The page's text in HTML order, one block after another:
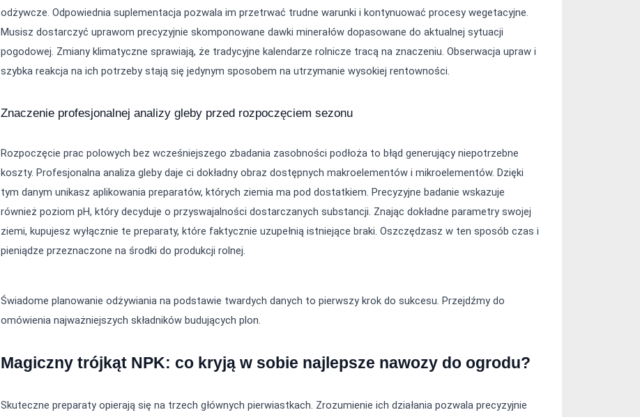
odżywcze. Odpowiednia suplementacja pozwala im przetrwać trudne warunki i kontynuować procesy wegetacyjne.
Musisz dostarczyć uprawom precyzyjnie skomponowane dawki minerałów dopasowane do aktualnej sytuacji
pogodowej. Zmiany klimatyczne sprawiają, że tradycyjne kalendarze rolnicze tracą na znaczeniu. Obserwacja upraw i
szybka reakcja na ich potrzeby stają się jedynym sposobem na utrzymanie wysokiej rentowności.
Znaczenie profesjonalnej analizy gleby przed rozpoczęciem sezonu
Rozpoczęcie prac polowych bez wcześniejszego zbadania zasobności podłoża to błąd generujący niepotrzebne
koszty. Profesjonalna analiza gleby daje ci dokładny obraz dostępnych makroelementów i mikroelementów. Dzięki
tym danym unikasz aplikowania preparatów, których ziemia ma pod dostatkiem. Precyzyjne badanie wskazuje
również poziom pH, który decyduje o przyswajalności dostarczanych substancji. Znając dokładne parametry swojej
ziemi, kupujesz wyłącznie te preparaty, które faktycznie uzupełnią istniejące braki. Oszczędzasz w ten sposób czas i
pieniądze przeznaczone na środki do produkcji rolnej.
Świadome planowanie odżywiania na podstawie twardych danych to pierwszy krok do sukcesu. Przejdźmy do
omówienia najważniejszych składników budujących plon.
Magiczny trójkąt NPK: co kryją w sobie najlepsze nawozy do ogrodu?
Skuteczne preparaty opierają się na trzech głównych pierwiastkach. Zrozumienie ich działania pozwala precyzyjnie